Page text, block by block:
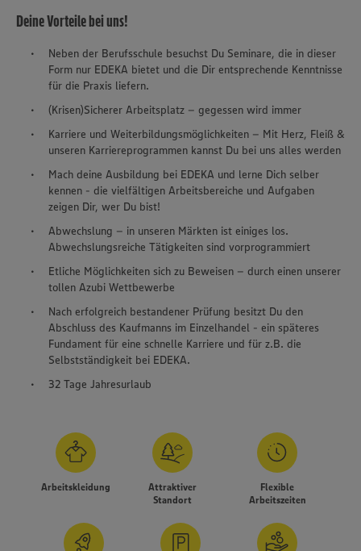
Wir setzen Cookies und andere Technologien ein, um Ihnen
ermöglichen. Wir verwenden Ihre Daten, um unsere
Website zu personalisieren und Ihnen möglichst relevante
Deine Vorteile bei uns!
Neben der Berufsschule besuchst Du Seminare, die in dieser
Form nur EDEKA bietet und die Dir entsprechende Kenntnisse
für die Praxis liefern.
(Krisen)Sicherer Arbeitsplatz – gegessen wird immer
Karriere und Weiterbildungsmöglichkeiten – Mit Herz, Fleiß &
unseren Karriereprogrammen kannst Du bei uns alles werden
Mach deine Ausbildung bei EDEKA und lerne Dich selber
kennen - die vielfältigen Arbeitsbereiche und Aufgaben
zeigen Dir, wer Du bist!
Abwechslung – in unseren Märkten ist einiges los.
Abwechslungsreiche Tätigkeiten sind vorprogrammiert
Etliche Möglichkeiten sich zu Beweisen – durch einen unserer
tollen Azubi Wettbewerbe
Nach erfolgreich bestandener Prüfung besitzt Du den
Abschluss des Kaufmanns im Einzelhandel - ein späteres
Fundament für eine schnelle Karriere und für z.B. die
Selbstständigkeit bei EDEKA.
32 Tage Jahresurlaub
Arbeitskleidung
Attraktiver
Standort
Flexible
Arbeitszeiten